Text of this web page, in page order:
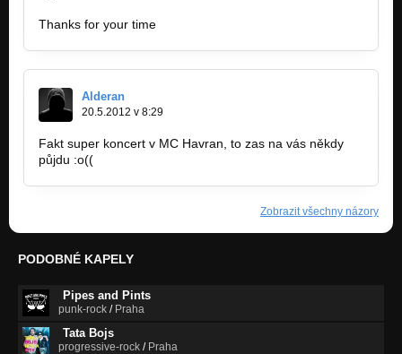
Thanks for your time
Alderan
20.5.2012 v 8:29
Fakt super koncert v MC Havran, to zas na vás někdy
půjdu :o((
Zobrazit všechny názory
PODOBNÉ KAPELY
Pipes and Pints
punk-rock / Praha
Tata Bojs
progressive-rock / Praha